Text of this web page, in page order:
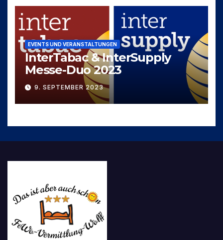
EVENTS UND VERANSTALTUNGEN
InterTabac & InterSupply
Messe-Duo 2023
9. SEPTEMBER 2023